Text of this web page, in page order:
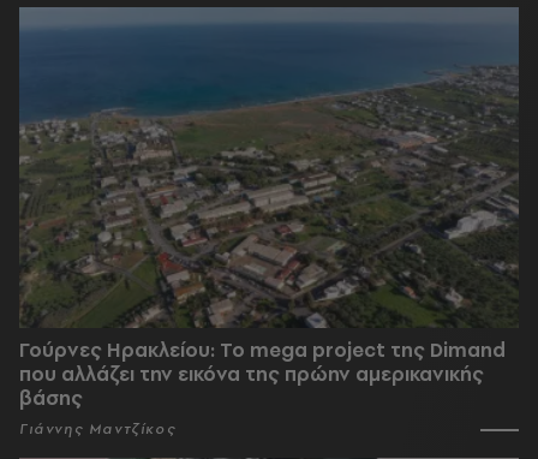
Γούρνες Ηρακλείου: To mega project της Dimand
που αλλάζει την εικόνα της πρώην αμερικανικής
βάσης
Γιάννης Μαντζίκος